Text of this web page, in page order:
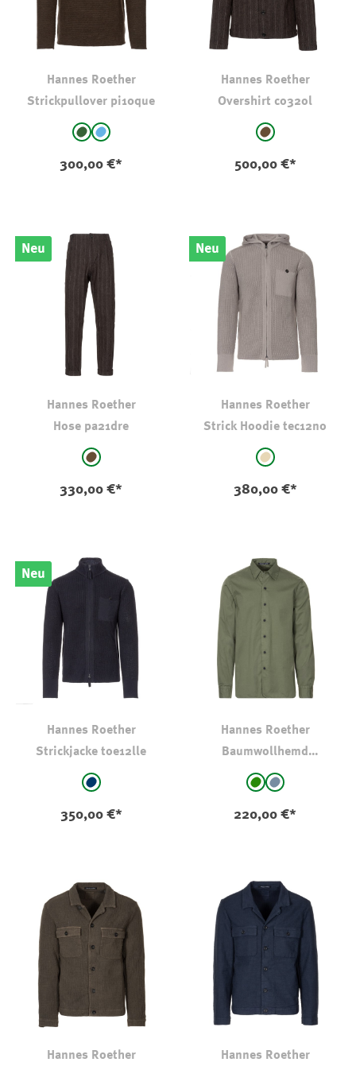
Hannes Roether
Strickpullover pi10que
auswählen
OlivHellblau
(Diese Option ist zurzeit nicht verfügbar.)
300,00 €*
Hannes Roether
Overshirt co32ol
auswählen
braun - gestreift
500,00 €*
Neu
Hannes Roether
Hose pa21dre
auswählen
braun - gestreift
330,00 €*
Neu
Hannes Roether
Strick Hoodie tec12no
auswählen
beige
380,00 €*
Neu
Hannes Roether
Strickjacke toe12lle
auswählen
marine
350,00 €*
Hannes Roether
Baumwollhemd
auswählen
grünblaugrau
220,00 €*
Hannes Roether Hannes Roether